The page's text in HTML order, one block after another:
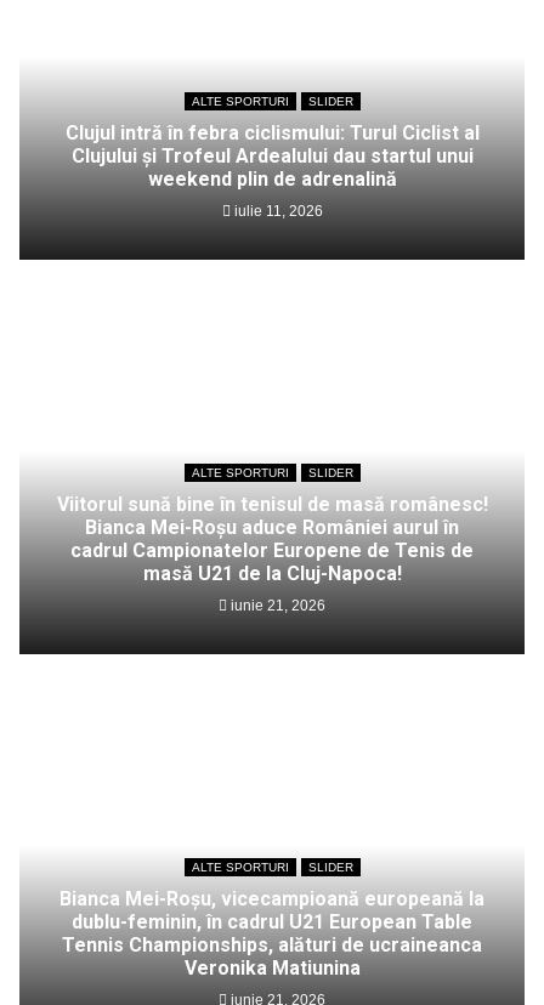
ALTE SPORTURI SLIDER
Clujul intră în febra ciclismului: Turul Ciclist al
Clujului și Trofeul Ardealului dau startul unui
weekend plin de adrenalină
iulie 11, 2026
ALTE SPORTURI SLIDER
Viitorul sună bine în tenisul de masă românesc!
Bianca Mei-Roșu aduce României aurul în
cadrul Campionatelor Europene de Tenis de
masă U21 de la Cluj-Napoca!
iunie 21, 2026
ALTE SPORTURI SLIDER
Bianca Mei-Roșu, vicecampioană europeană la
dublu-feminin, în cadrul U21 European Table
Tennis Championships, alături de ucraineanca
Veronika Matiunina
iunie 21, 2026